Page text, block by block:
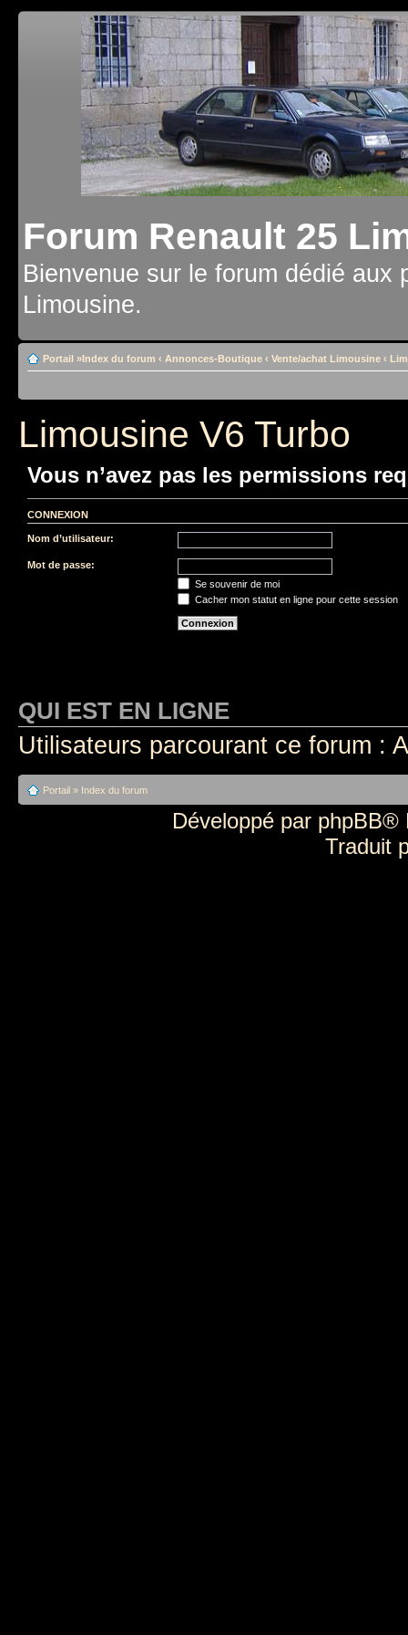
Forum Renault 25
Bienvenue sur le forum dédié aux
Limousine.
Portail »Index du forum ‹ Annonces-Boutique ‹ Vente/achat Limousine ‹
Limousine V6 Turbo
Vous n’avez pas les permissions
CONNEXION
Nom d’utilisateur:
Mot de passe:
Se souvenir de moi
Cacher mon statut en ligne pour cette session
QUI EST EN LIGNE
Utilisateurs parcourant ce forum :
Portail » Index du forum
Développé par phpBB®
Traduit